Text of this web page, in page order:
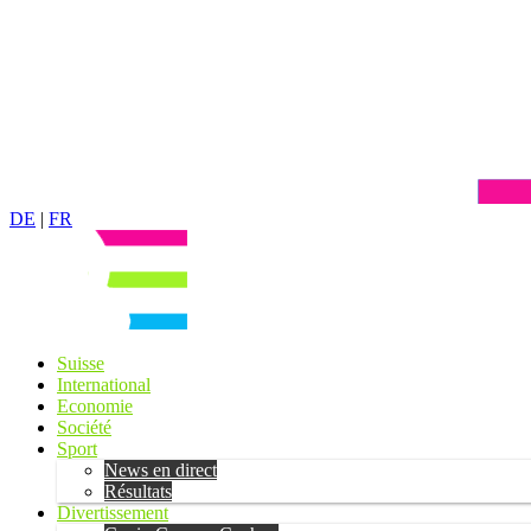
DE | FR
Suisse
International
Economie
Société
Sport
News en direct
Résultats
Divertissement